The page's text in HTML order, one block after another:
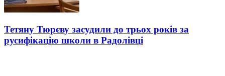
Тетяну Тюрєву засудили до трьох років за
русифікацію школи в Радолівці